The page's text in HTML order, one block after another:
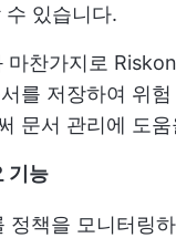
수 있습니다.
마찬가지로
를 저장하여 위
문서 관리에 도
기능
정책을 모니터링